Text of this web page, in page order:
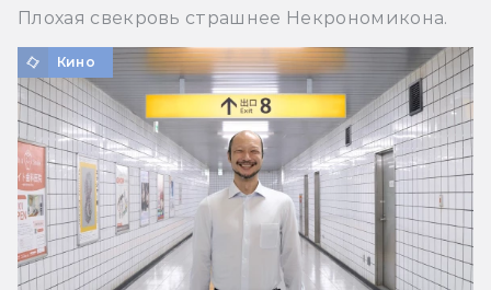
Плохая свекровь страшнее Некрономикона.
Кино